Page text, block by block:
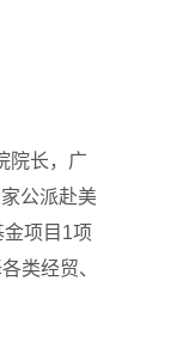
院长，广
公派赴美
项目1项
类经贸、